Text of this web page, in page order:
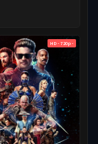
HD - 720p -